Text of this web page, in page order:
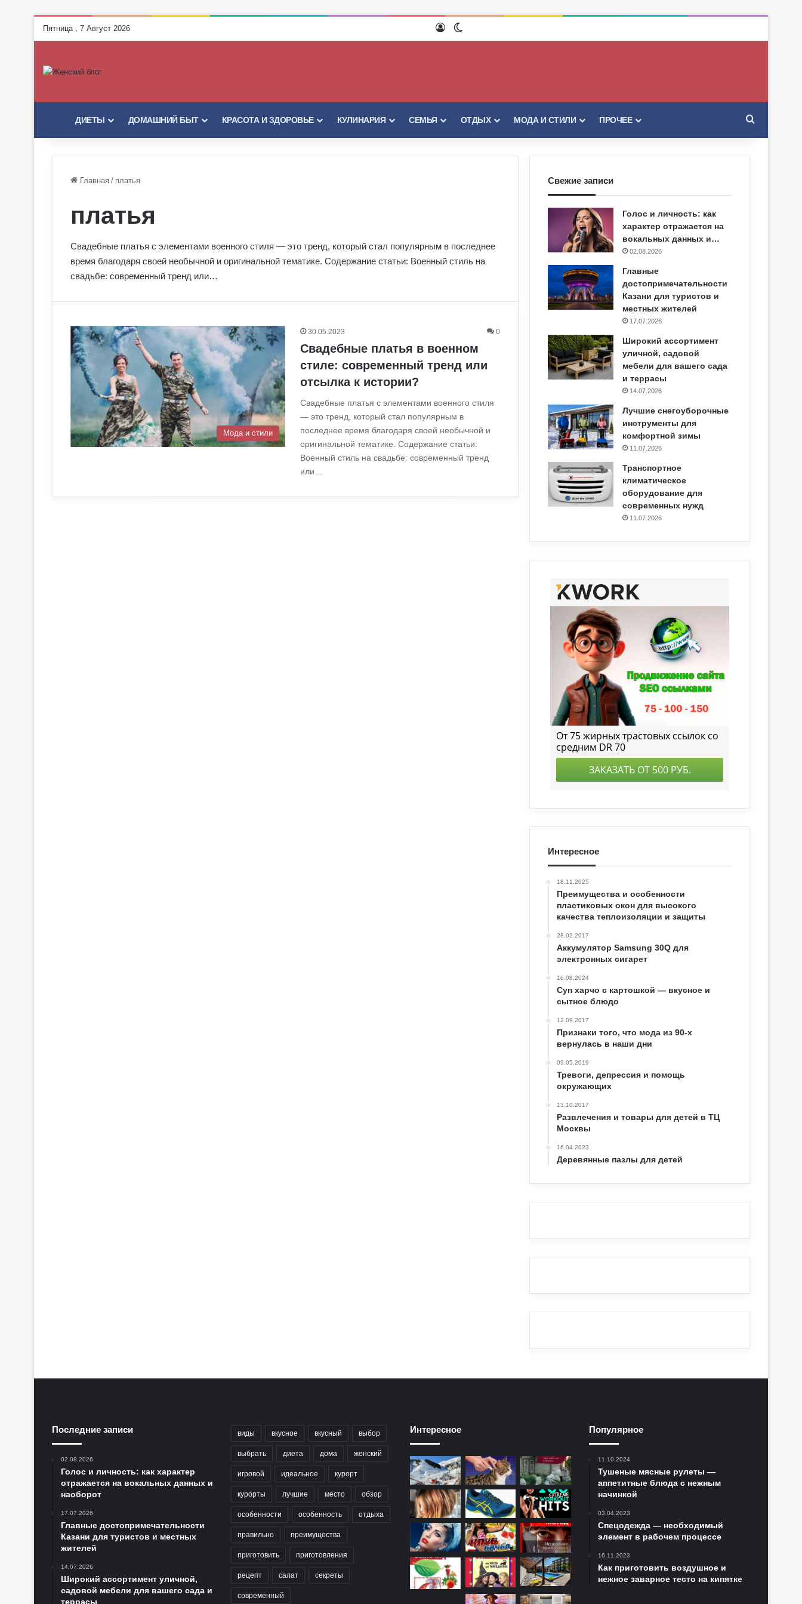
Пятница , 7 Август 2026 ВойтиSwitch skin
ГЛАВНАЯ
ДИЕТЫ ДОМАШНИЙ БЫТ КРАСОТА И ЗДОРОВЬЕ КУЛИНАРИЯ СЕМЬЯ ОТДЫХ МОДА И СТИЛИ ПРОЧЕЕ
Главная / платья
платья
Свадебные платья с элементами военного стиля — это тренд, который стал популярным в последнее
время благодаря своей необычной и оригинальной тематике. Содержание статьи: Военный стиль на
свадьбе: современный тренд или…
Мода и стили
30.05.2023 0
Свадебные платья в военном
стиле: современный тренд или
отсылка к истории?
Свадебные платья с элементами военного стиля
— это тренд, который стал популярным в
последнее время благодаря своей необычной и
оригинальной тематике. Содержание статьи:
Военный стиль на свадьбе: современный тренд
или…
Свежие записи
Голос и личность: как
характер отражается на
вокальных данных и…
02.08.2026
Главные
достопримечательности
Казани для туристов и
местных жителей
17.07.2026
Широкий ассортимент
уличной, садовой
мебели для вашего сада
и террасы
14.07.2026
Лучшие снегоуборочные
инструменты для
комфортной зимы
11.07.2026
Транспортное
климатическое
оборудование для
современных нужд
11.07.2026
Интересное
18.11.2025
Преимущества и особенности
пластиковых окон для высокого
качества теплоизоляции и защиты
28.02.2017
Аккумулятор Samsung 30Q для
электронных сигарет
16.08.2024
Суп харчо с картошкой — вкусное и
сытное блюдо
12.09.2017
Признаки того, что мода из 90-х
вернулась в наши дни
09.05.2019
Тревоги, депрессия и помощь
окружающих
13.10.2017
Развлечения и товары для детей в ТЦ
Москвы
16.04.2023
Деревянные пазлы для детей
Последние записи
02.08.2026
Голос и личность: как характер
отражается на вокальных данных и
наоборот
17.07.2026
Главные достопримечательности
Казани для туристов и местных
жителей
14.07.2026
Широкий ассортимент уличной,
садовой мебели для вашего сада и
террасы
виды вкусное вкусный выбор
выбрать диета дома женский
игровой идеальное курорт
курорты лучшие место обзор
особенности особенность отдыха
правильно преимущества
приготовить приготовления
рецепт салат секреты
современный
Интересное Популярное
11.10.2024
Тушеные мясные рулеты —
аппетитные блюда с нежным
начинкой
03.04.2023
Спецодежда — необходимый
элемент в рабочем процессе
16.11.2023
Как приготовить воздушное и
нежное заварное тесто на кипятке